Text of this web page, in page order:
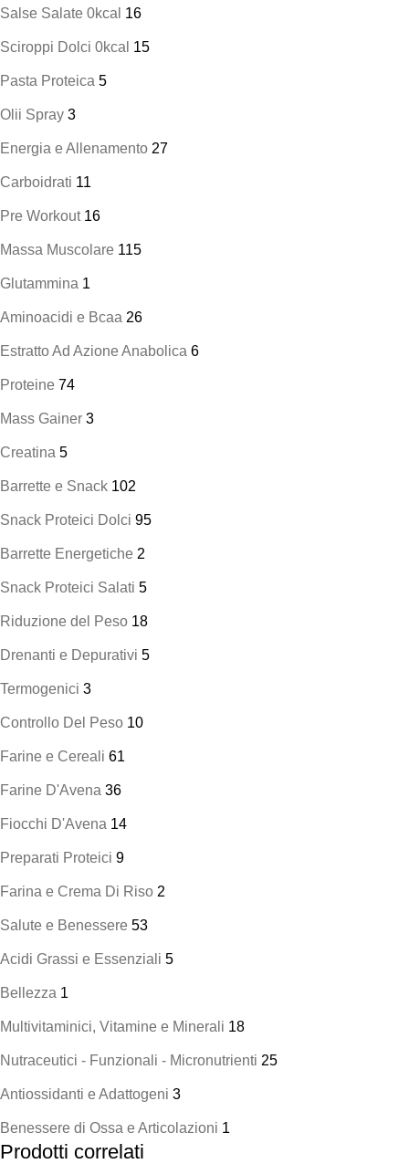
Salse Salate 0kcal 16
Sciroppi Dolci 0kcal 15
Pasta Proteica 5
Olii Spray 3
Energia e Allenamento 27
Carboidrati 11
Pre Workout 16
Massa Muscolare 115
Glutammina 1
Aminoacidi e Bcaa 26
Estratto Ad Azione Anabolica 6
Proteine 74
Mass Gainer 3
Creatina 5
Barrette e Snack 102
Snack Proteici Dolci 95
Barrette Energetiche 2
Snack Proteici Salati 5
Riduzione del Peso 18
Drenanti e Depurativi 5
Termogenici 3
Controllo Del Peso 10
Farine e Cereali 61
Farine D'Avena 36
Fiocchi D'Avena 14
Preparati Proteici 9
Farina e Crema Di Riso 2
Salute e Benessere 53
Acidi Grassi e Essenziali 5
Bellezza 1
Multivitaminici, Vitamine e Minerali 18
Nutraceutici - Funzionali - Micronutrienti 25
Antiossidanti e Adattogeni 3
Benessere di Ossa e Articolazioni 1
Prodotti correlati